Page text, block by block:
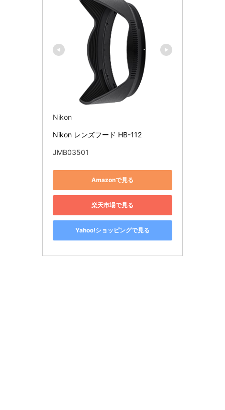
Nikon
Nikon レンズフード HB-112
JMB03501
Amazonで見る
楽天市場で見る
Yahoo!ショッピングで見る